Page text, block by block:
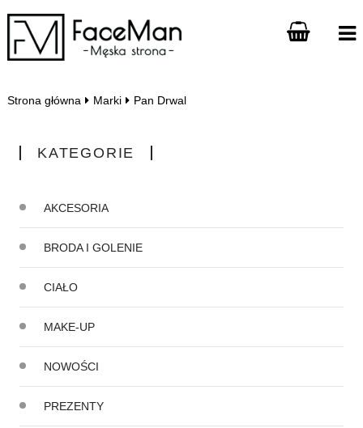
Strona główna Marki Pan Drwal
KATEGORIE
AKCESORIA
BRODA I GOLENIE
CIAŁO
MAKE-UP
NOWOŚCI
PREZENTY